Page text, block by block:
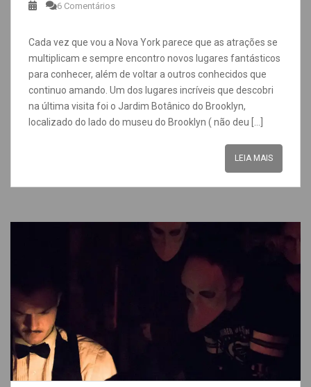
6 Comentários
Cada vez que vou a Nova York parece que as atrações se
multiplicam e sempre encontro novos lugares fantásticos
para conhecer, além de voltar a outros conhecidos que
continuo amando. Um dos lugares incríveis que descobri
na última visita foi o Jardim Botânico do Brooklyn,
localizado do lado do museu do Brooklyn ( não deu […]
LEIA MAIS